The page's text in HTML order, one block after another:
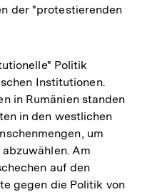
der "protestierenden
Politik
Institutionen.
in Rumänien standen
in den westlichen
um
Am
auf den
gegen die Politik von